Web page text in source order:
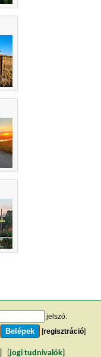
jelszó:
[regisztráció]
jogi tudnivalók